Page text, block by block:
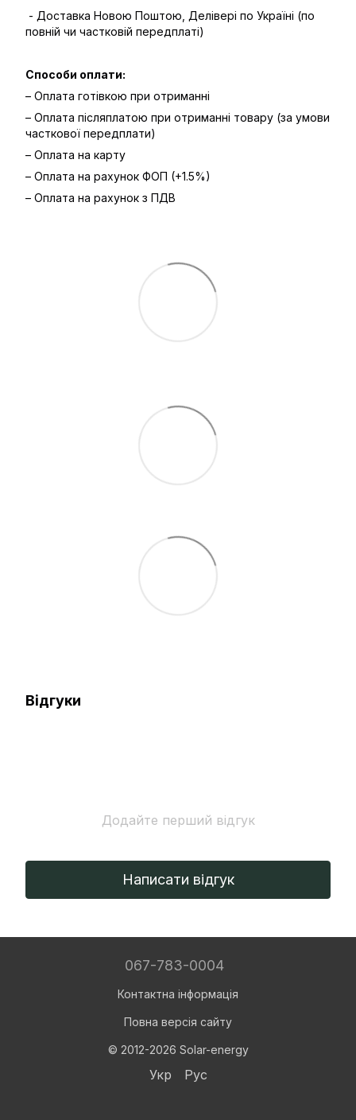
- Доставка Новою Поштою, Делівері по Україні (по
повній чи частковій передплаті)
Способи оплати:
– Оплата готівкою при отриманні
– Оплата післяплатою при отриманні товару (за умови
часткової передплати)
– Оплата на карту
– Оплата на рахунок ФОП (+1.5%)
– Оплата на рахунок з ПДВ
Відгуки
Додайте перший відгук
Написати відгук
067-783-0004
Контактна інформація
Повна версія сайту
© 2012-2026 Solar-energy
Укр Рус